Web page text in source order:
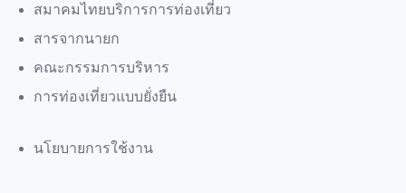
สมาคมไทยบริการการท่องเที่ยว
สารจากนายก
คณะกรรมการบริหาร
การท่องเที่ยวแบบยั่งยืน
นโยบายการใช้งาน